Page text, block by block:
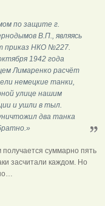
по защите г.
В.П., являясь
приказ НКО №227.
1942 года
Лимаренко расчёт
немецкие танки,
улице нашим
и ушли в тыл.
два танка
суммарно пять
засчитали каждом. Но